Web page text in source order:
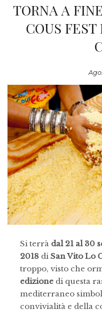
TORNA A
COUS
Si terrà dal 21 al 30
2018 di San Vito Lo
troppo, visto che
edizione di questa
mediterraneo
convivialità e della